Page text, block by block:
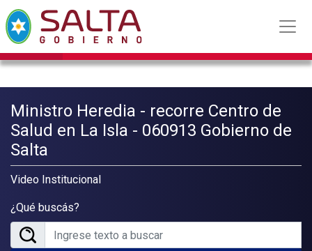
Ministro Heredia - recorre Centro de
Salud en La Isla - 060913 Gobierno de
Salta
Video Institucional
¿Qué buscás?